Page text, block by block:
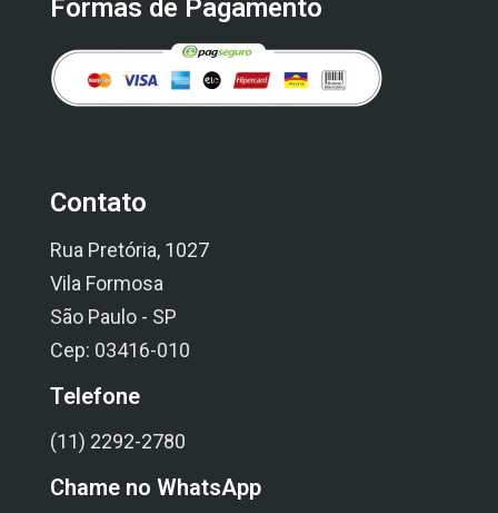
Formas de Pagamento
Contato
Rua Pretória, 1027
Vila Formosa
São Paulo - SP
Cep: 03416-010
Telefone
(11) 2292-2780
Chame no WhatsApp